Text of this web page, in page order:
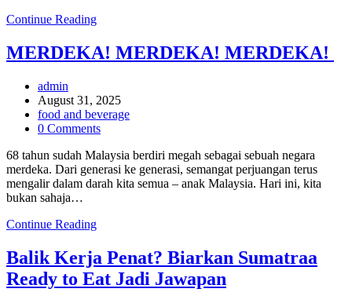
Continue ReadingSetiap
Kecil
Hari
Batu
Asas
Untuk
Besar
Esok
MERDEKA! MERDEKA! MERDEKA!
Post
author:
admin
Post
published:
August 31, 2025
Post
category:
food and beverage
Post
0 Comments
68 tahun sudah Malaysia berdiri megah sebagai sebuah negara
merdeka. Dari generasi ke generasi, semangat perjuangan terus
mengalir dalam darah kita semua – anak Malaysia. Hari ini, kita
bukan sahaja…
Continue ReadingMERDEKA!
MERDEKA!
Balik Kerja Penat? Biarkan Sumatraa
Ready to Eat Jadi Jawapan